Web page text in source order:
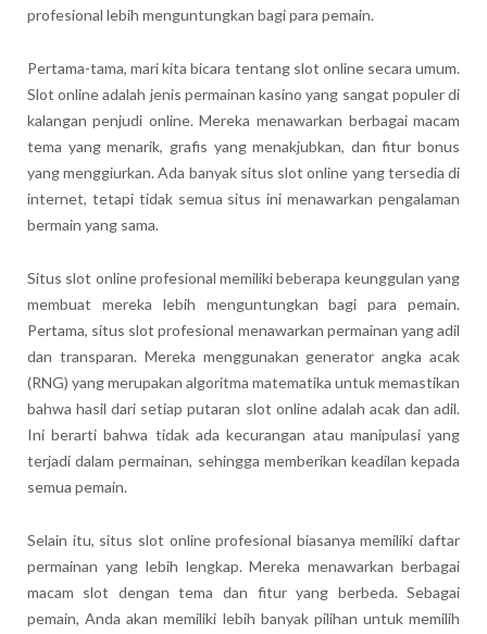
profesional lebih menguntungkan bagi para pemain.
Pertama-tama, mari kita bicara tentang slot online secara umum.
Slot online adalah jenis permainan kasino yang sangat populer di
kalangan penjudi online. Mereka menawarkan berbagai macam
tema yang menarik, grafis yang menakjubkan, dan fitur bonus
yang menggiurkan. Ada banyak situs slot online yang tersedia di
internet, tetapi tidak semua situs ini menawarkan pengalaman
bermain yang sama.
Situs slot online profesional memiliki beberapa keunggulan yang
membuat mereka lebih menguntungkan bagi para pemain.
Pertama, situs slot profesional menawarkan permainan yang adil
dan transparan. Mereka menggunakan generator angka acak
(RNG) yang merupakan algoritma matematika untuk memastikan
bahwa hasil dari setiap putaran slot online adalah acak dan adil.
Ini berarti bahwa tidak ada kecurangan atau manipulasi yang
terjadi dalam permainan, sehingga memberikan keadilan kepada
semua pemain.
Selain itu, situs slot online profesional biasanya memiliki daftar
permainan yang lebih lengkap. Mereka menawarkan berbagai
macam slot dengan tema dan fitur yang berbeda. Sebagai
pemain, Anda akan memiliki lebih banyak pilihan untuk memilih